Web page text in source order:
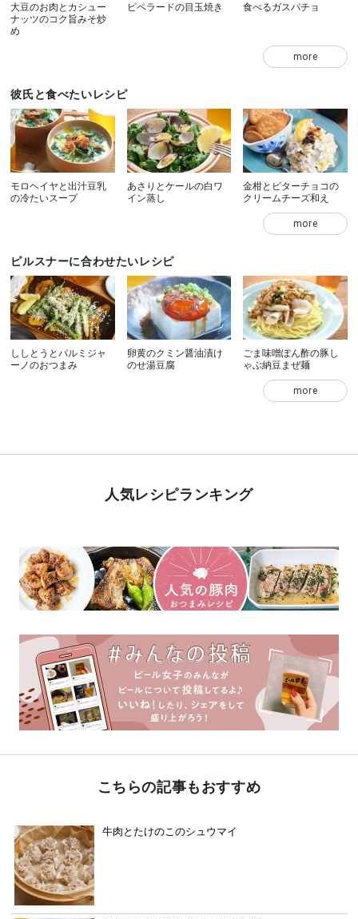
大豆のお肉とカシュー
ナッツのコク旨みそ炒
め
ピペラードの目玉焼き 食べるガスパチョ
more
彼氏と食べたいレシピ
モロヘイヤと出汁豆乳
の冷たいスープ
あさりとケールの白ワ
イン蒸し
金柑とビターチョコの
クリームチーズ和え
more
ピルスナーに合わせたいレシピ
ししとうとパルミジャ
ーノのおつまみ
卵黄のクミン醤油漬け
のせ湯豆腐
ごま味噌ぽん酢の豚し
ゃぶ納豆まぜ麺
more
人気レシピランキング
こちらの記事もおすすめ
牛肉とたけのこのシュウマイ